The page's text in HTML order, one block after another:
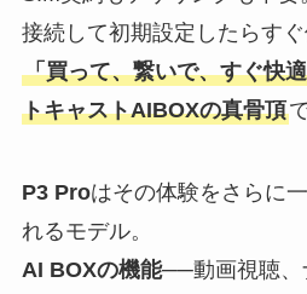
接続して初期設定したらすぐ
「買って、繋いで、すぐ快
トキャストAIBOXの真骨頂
P3 Proはその体験をさらに
れるモデル。
AI BOXの機能──動画視聴、